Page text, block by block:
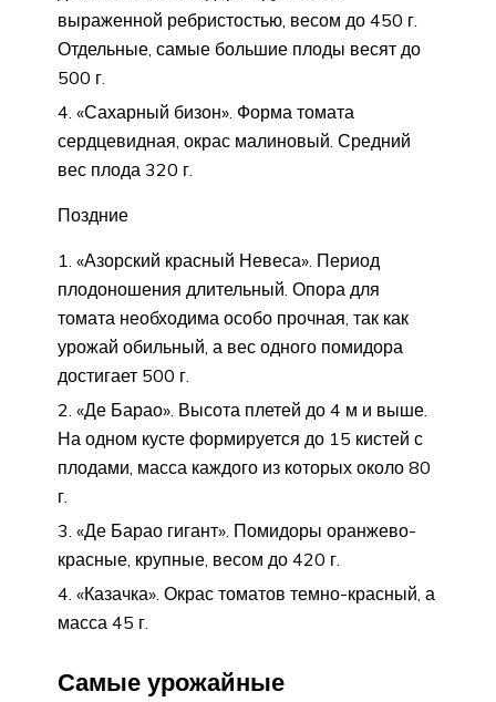
выраженной ребристостью, весом до 450 г.
Отдельные, самые большие плоды весят до
500 г.
«Сахарный бизон». Форма томата
сердцевидная, окрас малиновый. Средний
вес плода 320 г.
Поздние
«Азорский красный Невеса». Период
плодоношения длительный. Опора для
томата необходима особо прочная, так как
урожай обильный, а вес одного помидора
достигает 500 г.
«Де Барао». Высота плетей до 4 м и выше.
На одном кусте формируется до 15 кистей с
плодами, масса каждого из которых около 80
г.
«Де Барао гигант». Помидоры оранжево-
красные, крупные, весом до 420 г.
«Казачка». Окрас томатов темно-красный, а
масса 45 г.
Самые урожайные